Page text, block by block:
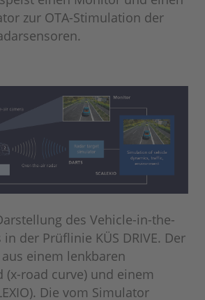
zur OTA-Stimulation der
des Vehicle-in-the-
in der Prüflinie KÜS DRIVE. Der
einem lenkbaren
(x-road curve) und einem
Die vom Simulator